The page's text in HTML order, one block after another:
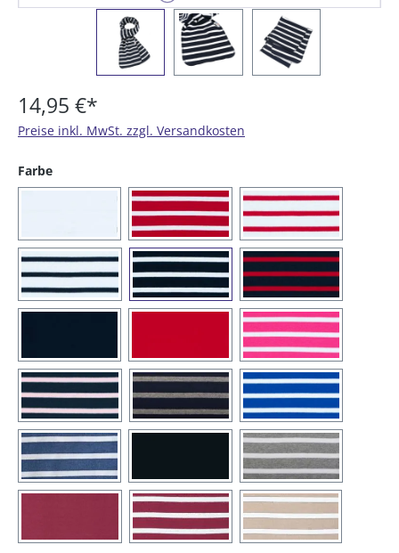
14,95 €*
Preise inkl. MwSt. zzgl. Versandkosten
Farbeauswählen
(02) rot / weiß (03) weiß / rot
(04) weiß / blau (05) blau / weiß (13) blau / rot
(26) magnolia /
(43) blau / rosa (56) blau / graumelange(73) royal / weiß
(85) blaumelange / weiß(90) schwarz (91) grau-
(93) uni-vino (97) vino / weiß